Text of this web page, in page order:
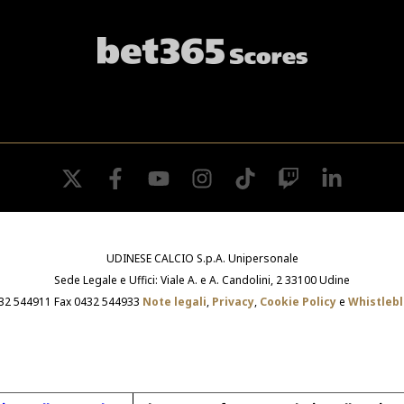
twitter facebookyoutube instagramtiktok twitch
UDINESE CALCIO S.p.A. Unipersonale
Sede Legale e Uffici: Viale A. e A. Candolini, 2 33100 Udine
544911 Fax 0432 544933 Note legali, Privacy, Cookie Policye